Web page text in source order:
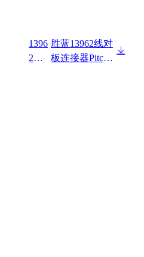
1396
2W9
胜蓝13962线对
板连接器Pitch